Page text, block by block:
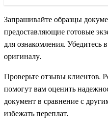
Запрашивайте образцы
предоставляющие готовые
для ознакомления. Убедитесь
оригиналу.
Проверьте отзывы клиентов.
помогут вам оценить
документ в сравнение с
избежать переплат.